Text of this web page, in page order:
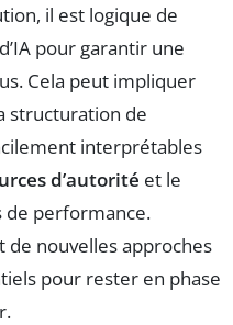
il est logique de
pour garantir une
Cela peut impliquer
structuration de
interprétables
d’autorité et le
de performance.
de nouvelles approches
pour rester en phase